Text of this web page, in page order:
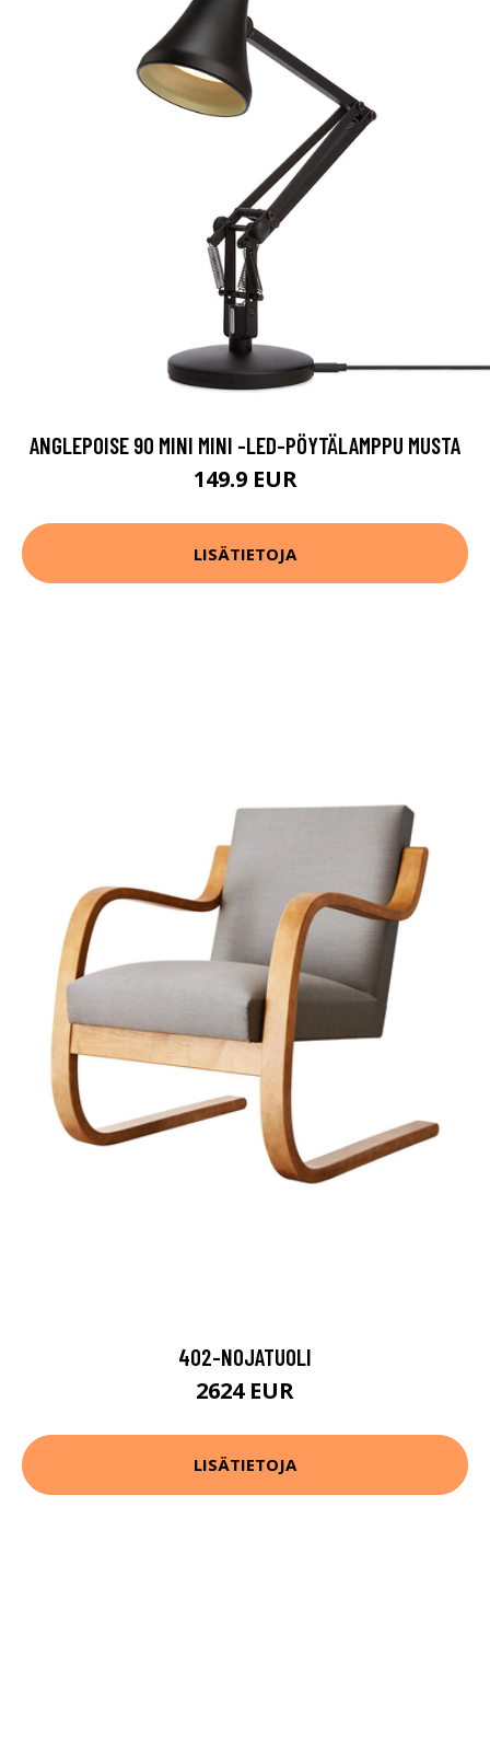
ANGLEPOISE 90 MINI MINI -LED-PÖYTÄLAMPPU MUSTA
149.9 EUR
LISÄTIETOJA
402-NOJATUOLI
2624 EUR
LISÄTIETOJA